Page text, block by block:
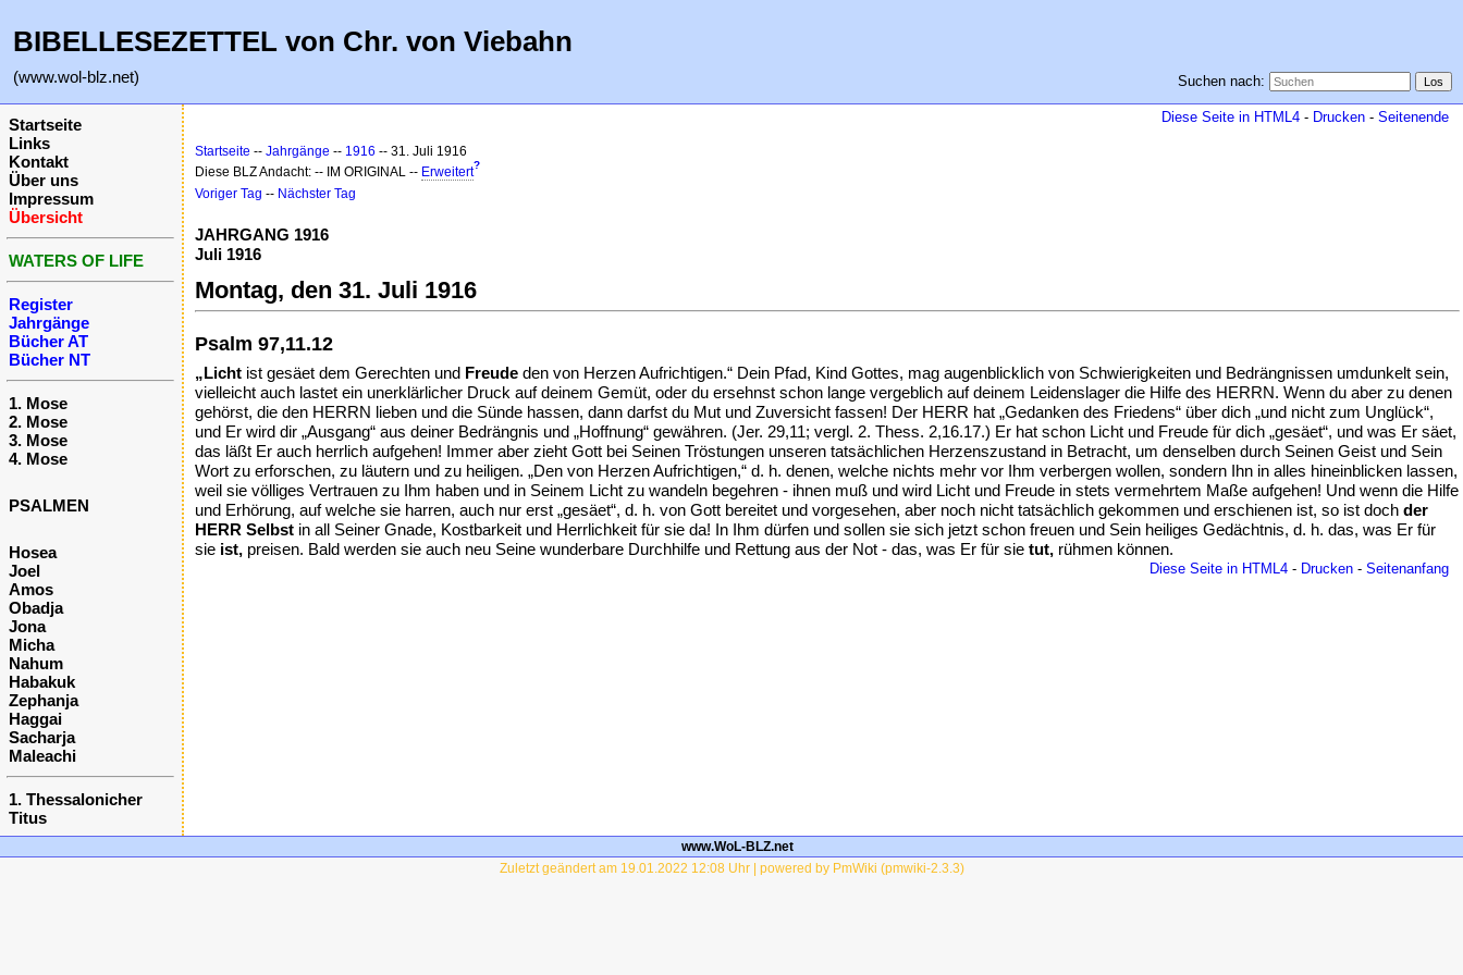
BIBELLESEZETTEL von Chr. von Viebahn
(www.wol-blz.net) Suchen nach:
Startseite
Links
Kontakt
Über uns
Impressum
Übersicht
WATERS OF LIFE
Register
Jahrgänge
Bücher AT
Bücher NT
1. Mose
2. Mose
3. Mose
4. Mose
PSALMEN
Hosea
Joel
Amos
Obadja
Jona
Micha
Nahum
Habakuk
Zephanja
Haggai
Sacharja
Maleachi
1. Thessalonicher
Titus
Diese Seite in HTML4 - Drucken - Seitenende
Startseite -- Jahrgänge -- 1916 -- 31. Juli 1916
Diese BLZ Andacht: -- IM ORIGINAL -- Erweitert?
Voriger Tag -- Nächster Tag
JAHRGANG 1916
Juli 1916
Montag, den 31. Juli 1916
Psalm 97,11.12
„Licht ist gesäet dem Gerechten und Freude den von Herzen Aufrichtigen.“ Dein Pfad, Kind Gottes, mag augenblicklich von Schwierigkeiten und Bedrängnissen umdunkelt sein,
vielleicht auch lastet ein unerklärlicher Druck auf deinem Gemüt, oder du ersehnst schon lange vergeblich auf deinem Leidenslager die Hilfe des HERRN. Wenn du aber zu denen
gehörst, die den HERRN lieben und die Sünde hassen, dann darfst du Mut und Zuversicht fassen! Der HERR hat „Gedanken des Friedens“ über dich „und nicht zum Unglück“,
und Er wird dir „Ausgang“ aus deiner Bedrängnis und „Hoffnung“ gewähren. (Jer. 29,11; vergl. 2. Thess. 2,16.17.) Er hat schon Licht und Freude für dich „gesäet“, und was Er säet,
das läßt Er auch herrlich aufgehen! Immer aber zieht Gott bei Seinen Tröstungen unseren tatsächlichen Herzenszustand in Betracht, um denselben durch Seinen Geist und Sein
Wort zu erforschen, zu läutern und zu heiligen. „Den von Herzen Aufrichtigen,“ d. h. denen, welche nichts mehr vor Ihm verbergen wollen, sondern Ihn in alles hineinblicken lassen,
weil sie völliges Vertrauen zu Ihm haben und in Seinem Licht zu wandeln begehren - ihnen muß und wird Licht und Freude in stets vermehrtem Maße aufgehen! Und wenn die Hilfe
und Erhörung, auf welche sie harren, auch nur erst „gesäet“, d. h. von Gott bereitet und vorgesehen, aber noch nicht tatsächlich gekommen und erschienen ist, so ist doch der
HERR Selbst in all Seiner Gnade, Kostbarkeit und Herrlichkeit für sie da! In Ihm dürfen und sollen sie sich jetzt schon freuen und Sein heiliges Gedächtnis, d. h. das, was Er für
sie ist, preisen. Bald werden sie auch neu Seine wunderbare Durchhilfe und Rettung aus der Not - das, was Er für sie tut, rühmen können.
Diese Seite in HTML4 - Drucken - Seitenanfang
www.WoL-BLZ.net
Zuletzt geändert am 19.01.2022 12:08 Uhr | powered by PmWiki (pmwiki-2.3.3)